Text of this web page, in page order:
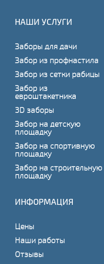
НАШИ УСЛУГИ
Заборы для дачи
Забор из профнастила
Забор из сетки рабицы
Забор из
евроштакетника
3D заборы
Забор на детскую
площадку
Забор на спортивную
площадку
Забор на строительную
площадку
ИНФОРМАЦИЯ
Цены
Наши работы
Отзывы